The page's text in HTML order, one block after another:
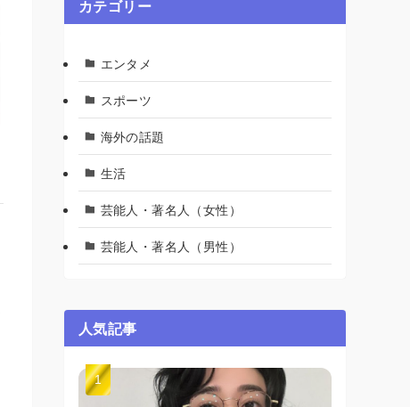
カテゴリー
エンタメ
スポーツ
海外の話題
生活
芸能人・著名人（女性）
芸能人・著名人（男性）
人気記事